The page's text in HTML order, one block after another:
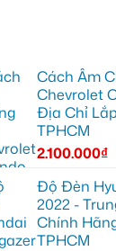
Cách Âm
Chevrolet
Địa Chỉ
TPHCM
2.100.000₫
Độ Đèn
2022 -
Chính
TPHCM